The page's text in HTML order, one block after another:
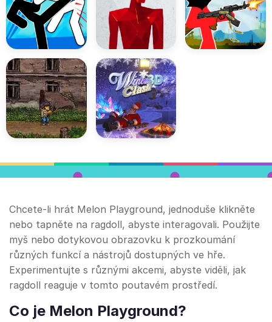
Chcete-li hrát Melon Playground, jednoduše klikněte
nebo tapněte na ragdoll, abyste interagovali. Použijte
myš nebo dotykovou obrazovku k prozkoumání
různých funkcí a nástrojů dostupných ve hře.
Experimentujte s různými akcemi, abyste viděli, jak
ragdoll reaguje v tomto poutavém prostředí.
Co je Melon Playground?